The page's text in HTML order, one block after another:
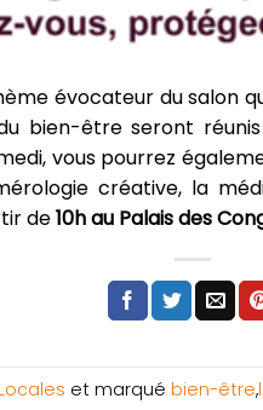
évocateur du salon
bien-être seront
vous pourrez
créative, la
de10h au Palais des
et marqué bien-être,